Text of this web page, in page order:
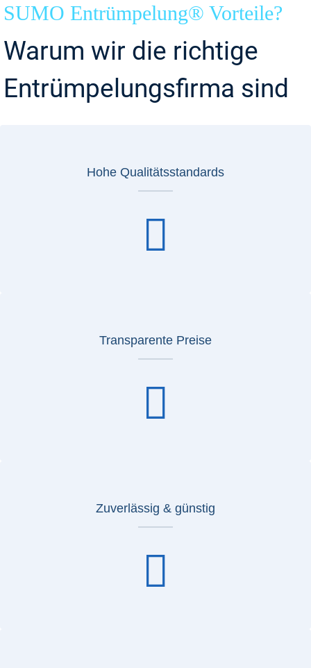
SUMO Entrümpelung® Vorteile?
Warum wir die richtige
Entrümpelungsfirma sind
Hohe Qualitätsstandards
Transparente Preise
Zuverlässig & günstig